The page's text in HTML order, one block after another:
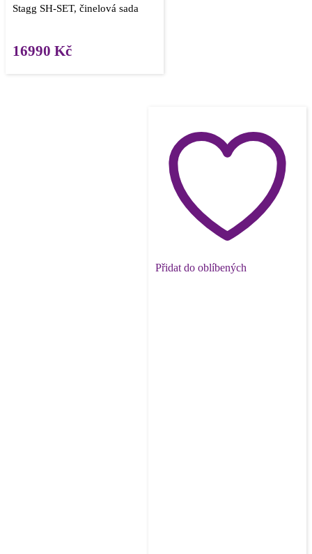
Stagg SH-SET, činelová sada
16990 Kč
Přidat do oblíbených